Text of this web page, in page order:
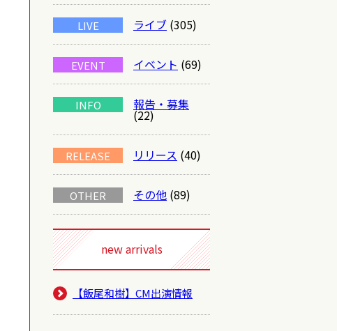
LIVE ライブ (305)
EVENT イベント (69)
INFO 報告・募集
(22)
RELEASE リリース (40)
OTHER その他 (89)
new arrivals
【飯尾和樹】CM出演情報